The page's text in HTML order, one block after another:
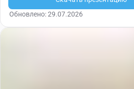
Обновлено: 29.07.2026